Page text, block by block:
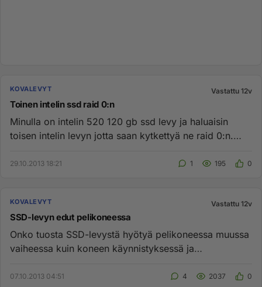
KOVALEVYT Vastattu 12v
Toinen intelin ssd raid 0:n
Minulla on intelin 520 120 gb ssd levy ja haluaisin
toisen intelin levyn jotta saan kytkettyä ne raid 0:n.
29.10.2013 18:21 1 195 0
KOVALEVYT Vastattu 12v
SSD-levyn edut pelikoneessa
Onko tuosta SSD-levystä hyötyä pelikoneessa muussa
vaiheessa kuin koneen käynnistyksessä ja
07.10.2013 04:51 4 2037 0